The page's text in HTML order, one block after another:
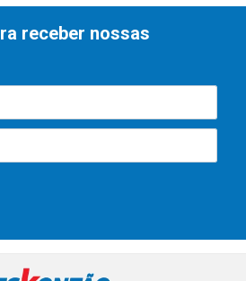
receber nossas